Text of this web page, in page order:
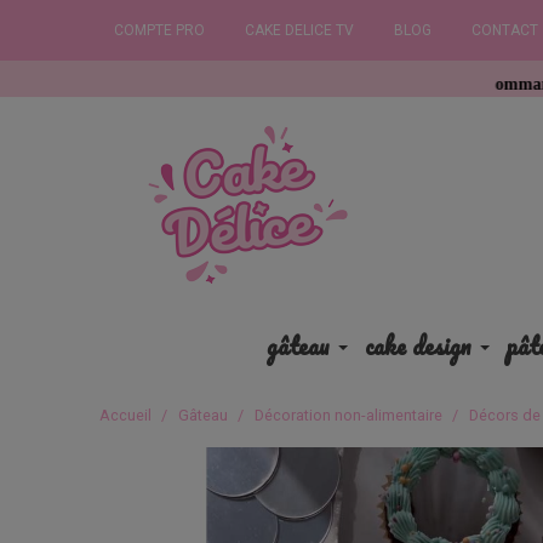
COMPTE PRO CAKE DELICE TV BLOG CONTACT
Commandez
gâteau cake design
Accueil Gâteau Décoration non-alimentaire Décors